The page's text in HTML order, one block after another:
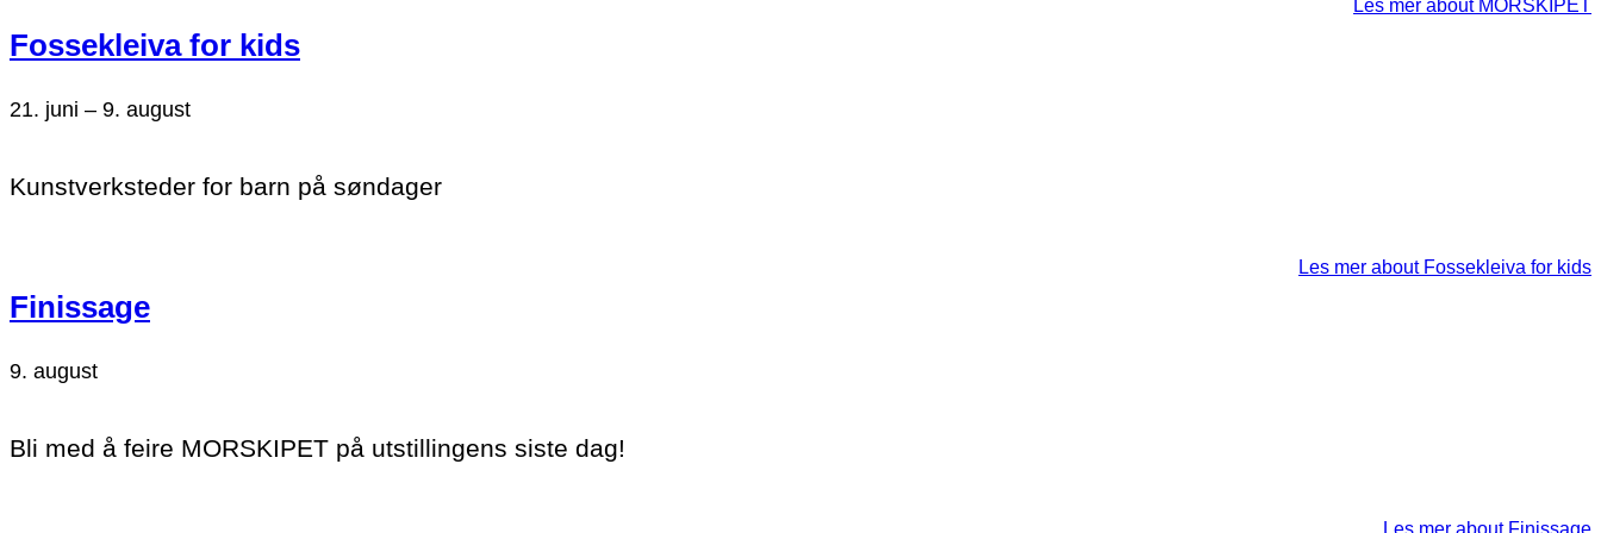
Les mer about MORSKIPET
Fossekleiva for kids
21. juni – 9. august
Kunstverksteder for barn på søndager
Les mer about Fossekleiva for kids
Finissage
9. august
Bli med å feire MORSKIPET på utstillingens siste dag!
Les mer about Finissage